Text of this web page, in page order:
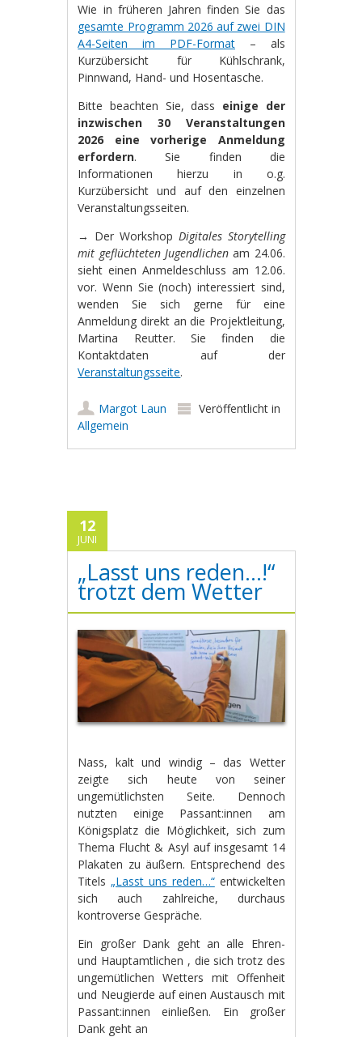
Wie in früheren Jahren finden Sie das
gesamte Programm 2026 auf zwei DIN
A4-Seiten im PDF-Format – als
Kurzübersicht für Kühlschrank,
Pinnwand, Hand- und Hosentasche.
Bitte beachten Sie, dass einige der
inzwischen 30 Veranstaltungen
2026 eine vorherige Anmeldung
erfordern. Sie finden die
Informationen hierzu in o.g.
Kurzübersicht und auf den einzelnen
Veranstaltungsseiten.
→ Der Workshop Digitales Storytelling
mit geflüchteten Jugendlichen am 24.06.
sieht einen Anmeldeschluss am 12.06.
vor. Wenn Sie (noch) interessiert sind,
wenden Sie sich gerne für eine
Anmeldung direkt an die Projektleitung,
Martina Reutter. Sie finden die
Kontaktdaten auf der
Veranstaltungsseite.
Margot Laun
Veröffentlicht in
Allgemein
12
JUNI
„Lasst uns reden…!“
trotzt dem Wetter
Nass, kalt und windig – das Wetter
zeigte sich heute von seiner
ungemütlichsten Seite. Dennoch
nutzten einige Passant:innen am
Königsplatz die Möglichkeit, sich zum
Thema Flucht & Asyl auf insgesamt 14
Plakaten zu äußern. Entsprechend des
Titels „Lasst uns reden…“entwickelten
sich auch zahlreiche, durchaus
kontroverse Gespräche.
Ein großer Dank geht an alle Ehren-
und Hauptamtlichen , die sich trotz des
ungemütlichen Wetters mit Offenheit
und Neugierde auf einen Austausch mit
Passant:innen einließen. Ein großer
Dank geht an